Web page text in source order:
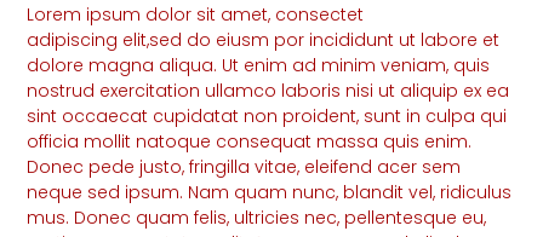
Lorem ipsum dolor sit amet, consectet
adipiscing elit,sed do eiusm por incididunt ut labore et
dolore magna aliqua. Ut enim ad minim veniam, quis
nostrud exercitation ullamco laboris nisi ut aliquip ex ea
sint occaecat cupidatat non proident, sunt in culpa qui
officia mollit natoque consequat massa quis enim.
Donec pede justo, fringilla vitae, eleifend acer sem
neque sed ipsum. Nam quam nunc, blandit vel, ridiculus
mus. Donec quam felis, ultricies nec, pellentesque eu,